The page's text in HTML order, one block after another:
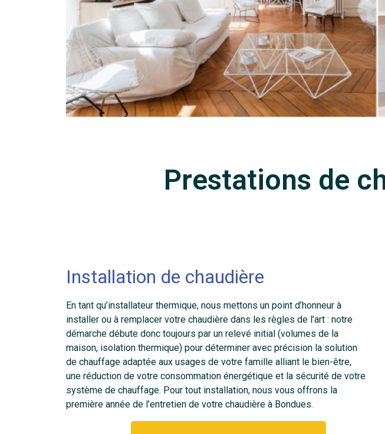
Prestations de
Installation de chaudière
En tant qu’installateur thermique, nous mettons un point d’honneur à
installer ou à remplacer votre chaudière dans les règles de l’art : notre
démarche débute donc toujours par un relevé initial (volumes de la
maison, isolation thermique) pour déterminer avec précision la solution
de chauffage adaptée aux usages de votre famille alliant le bien-être,
une réduction de votre consommation énergétique et la sécurité de votre
système de chauffage. Pour tout installation, nous vous offrons la
première année de l’entretien de votre chaudière à Bondues.